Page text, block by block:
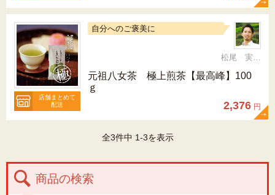
店舗まとめて
配送
自分へのご褒美に
松尾 実 （三十五代目、日本茶インストラクター）
元祖八女茶 極上煎茶【最高峰】100
ｇ
2,376 円
全3件中 1-3を表示
商品の検索